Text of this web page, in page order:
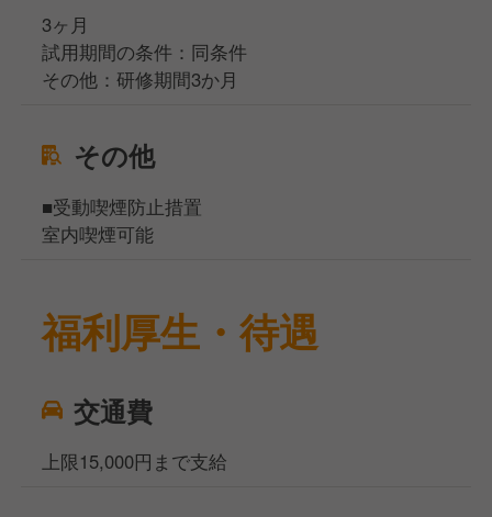
3ヶ月
試用期間の条件：同条件
その他：研修期間3か月
その他
■受動喫煙防止措置
室内喫煙可能
福利厚生・待遇
交通費
上限15,000円まで支給